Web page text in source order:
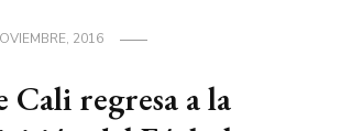
2016
Cali regresa a la